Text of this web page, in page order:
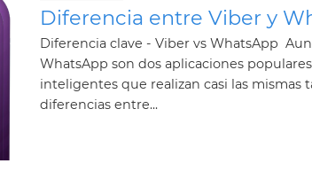
Diferencia entre Viber y
Diferencia clave - Viber vs WhatsApp
WhatsApp son dos aplicaciones
inteligentes que realizan casi las mismas
diferencias entre...